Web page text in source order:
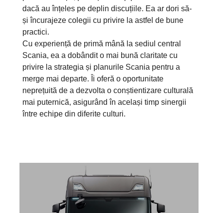
dacă au înțeles pe deplin discuțiile. Ea ar dori să-
și încurajeze colegii cu privire la astfel de bune
practici.
Cu experiență de primă mână la sediul central
Scania, ea a dobândit o mai bună claritate cu
privire la strategia și planurile Scania pentru a
merge mai departe. Îi oferă o oportunitate
neprețuită de a dezvolta o conștientizare culturală
mai puternică, asigurând în același timp sinergii
între echipe din diferite culturi.